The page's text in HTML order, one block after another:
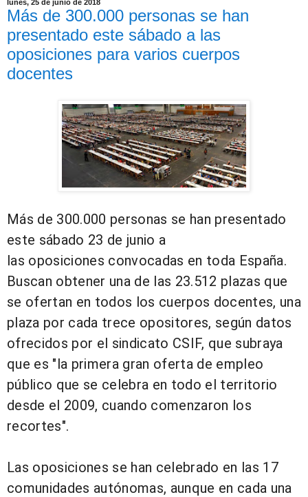
lunes, 25 de junio de 2018
Más de 300.000 personas se han
presentado este sábado a las
oposiciones para varios cuerpos
docentes
Más de 300.000 personas se han presentado
este sábado 23 de junio a
las oposiciones convocadas en toda España.
Buscan obtener una de las 23.512 plazas que
se ofertan en todos los cuerpos docentes, una
plaza por cada trece opositores, según datos
ofrecidos por el sindicato CSIF, que subraya
que es "la primera gran oferta de empleo
público que se celebra en todo el territorio
desde el 2009, cuando comenzaron los
recortes".
Las oposiciones se han celebrado en las 17
comunidades autónomas, aunque en cada una